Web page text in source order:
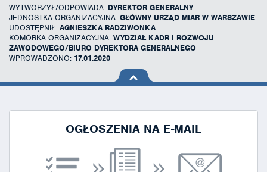
WYTWORZYŁ/ODPOWIADA: DYREKTOR GENERALNY
JEDNOSTKA ORGANIZACYJNA: GŁÓWNY URZĄD MIAR W WARSZAWIE
UDOSTĘPNIŁ: AGNIESZKA RADZIWONKA
KOMÓRKA ORGANIZACYJNA: WYDZIAŁ KADR I ROZWOJU
ZAWODOWEGO/BIURO DYREKTORA GENERALNEGO
WPROWADZONO: 17.01.2020
na górę
OGŁOSZENIA NA E-MAIL